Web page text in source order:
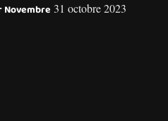
Novembre 31 octobre 2023